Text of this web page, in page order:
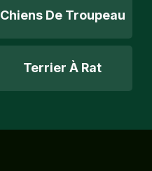
Chiens De Troupeau
Terrier À Rat